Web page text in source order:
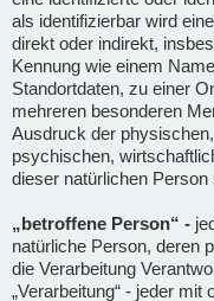
als identifizierbar wird
direkt oder indirekt,
Kennung wie einem
Standortdaten, zu einer
mehreren besonderen
Ausdruck der
psychischen,
dieser natürlichen Person
„betroffene Person“ -
natürliche Person, deren
die Verarbeitung
„Verarbeitung“ - jeder